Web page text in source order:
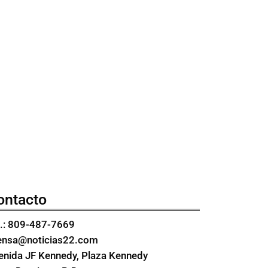
809-487-7669
JF Kennedy, Plaza Kennedy